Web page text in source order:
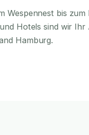
Wespennest bis
Hotels sind wir
Hamburg.